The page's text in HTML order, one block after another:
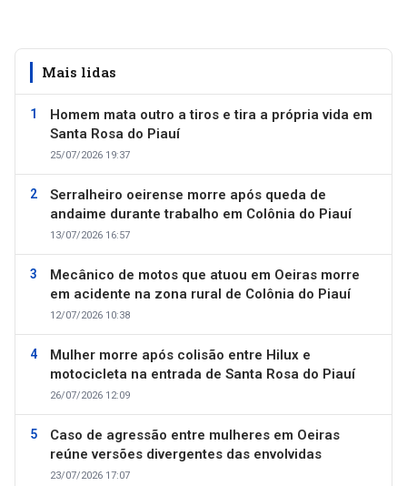
Mais lidas
Homem mata outro a tiros e tira a própria vida em
Santa Rosa do Piauí
25/07/2026 19:37
Serralheiro oeirense morre após queda de
andaime durante trabalho em Colônia do Piauí
13/07/2026 16:57
Mecânico de motos que atuou em Oeiras morre
em acidente na zona rural de Colônia do Piauí
12/07/2026 10:38
Mulher morre após colisão entre Hilux e
motocicleta na entrada de Santa Rosa do Piauí
26/07/2026 12:09
Caso de agressão entre mulheres em Oeiras
reúne versões divergentes das envolvidas
23/07/2026 17:07